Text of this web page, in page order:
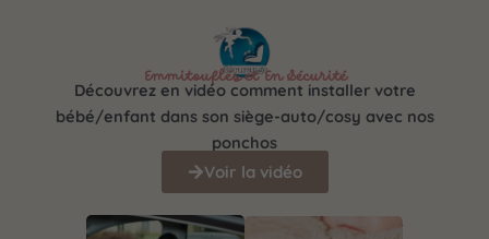
Emmitouflés et En Sécurité
Découvrez en vidéocomment installer votre
bébé/enfant dans son siège-auto/cosy avec nos
ponchos
Voir la vidéo